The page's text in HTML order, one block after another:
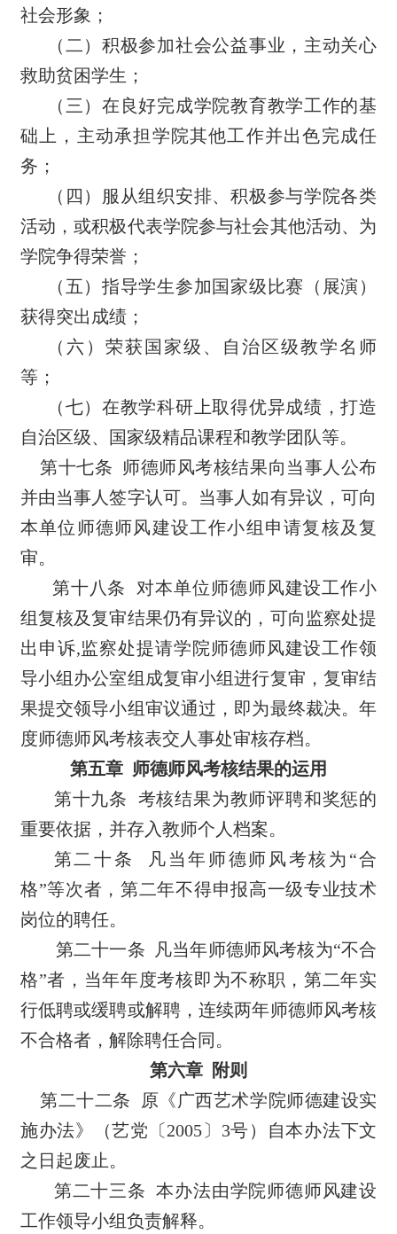
社会形象；
（二）积极参加社会公益事业，主动关心
救助贫困学生；
（三）在良好完成学院教育教学工作的基
础上，主动承担学院其他工作并出色完成任
务；
（四）服从组织安排、积极参与学院各类
活动，或积极代表学院参与社会其他活动、为
学院争得荣誉；
（五）指导学生参加国家级比赛（展演）
获得突出成绩；
（六） 荣获国家级、自治区级教学名师
等；
（七）在教学科研上取得优异成绩，打造
自治区级、国家级精品课程和教学团队等。
第十七条
师德师风考核结果向当事人公布
并由当事人签字认可。当事人如有异议，可向
本单位师德师风建设工作小组申请复核及复
审。
第十八条
对本单位师德师风建设工作小
组复核及复审结果仍有异议的，可向监察处提
出申诉,监察处提请学院师德师风建设工作领
导小组办公室组成复审小组进行复审，复审结
果提交领导小组审议通过，即为最终裁决。年
度师德师风考核表交人事处审核存档。
第五章 师德师风考核结果的运用
第十九条
考核结果为教师评聘和奖惩的
重要依据，并存入教师个人档案。
第二十条
凡当年师德师风考核为“合
格”等次者，第二年不得申报高一级专业技术
岗位的聘任。
第二十一条
凡当年师德师风考核为“不合
格”者，当年年度考核即为不称职，第二年实
行低聘或缓聘或解聘，连续两年师德师风考核
不合格者，解除聘任合同。
第六章 附则
第二十二条
原《广西艺术学院师德建设实
施办法》（艺党〔 2005 〕 3号）自本办法下文
之日起废止。
第二十三条
本办法由学院师德师风建设
工作领导小组负责解释。